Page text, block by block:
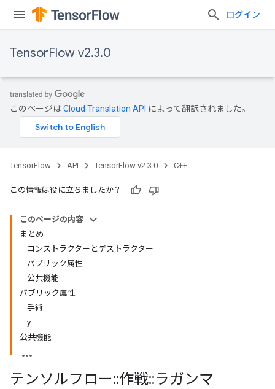
ログイン
TensorFlow v2.3.0
このページはCloud Translation API によって翻訳されました。
TensorFlow API TensorFlow v2.3.0 C++
この情報は役に立ちましたか？
このページの内容
まとめ
コンストラクターとデストラクター
パブリック属性
公共機能
パブリック属性
手術
y
公共機能
テンソルフロー::作戦::ラガンマ